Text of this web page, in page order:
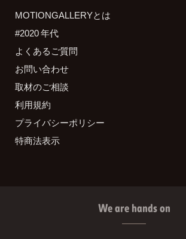
MOTIONGALLERYとは
#2020 年代
よくあるご質問
お問い合わせ
取材のご相談
利用規約
プライバシーポリシー
特商法表示
We are hands on